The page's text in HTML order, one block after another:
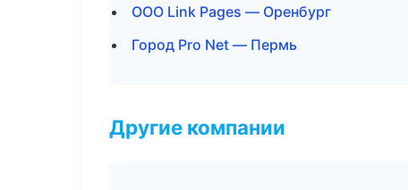
ООО Link Pages — Оренбург
Город Pro Net — Пермь
Другие компании